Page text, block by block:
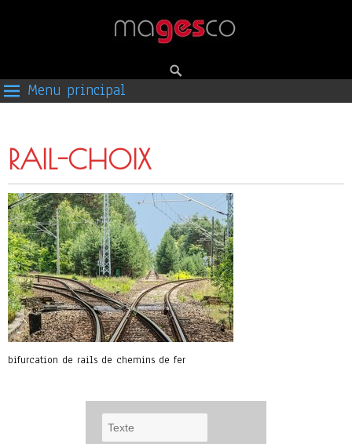
Menu principal
RAIL-CHOIX
bifurcation de rails de chemins de fer